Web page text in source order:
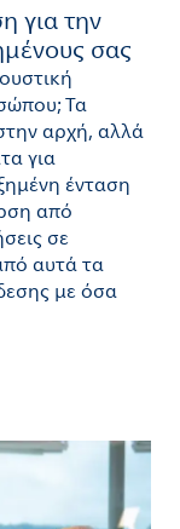
για την
σας
Τα
αρχή, αλλά
για
ένταση
από
σε
αυτά τα
με όσα